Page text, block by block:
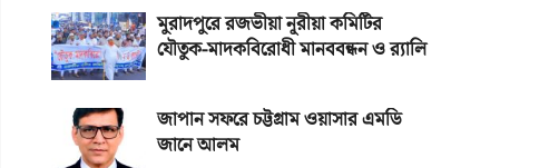
মুরাদপুরে রজভীয়া নূরীয়া কমিটির
যৌতুক-মাদকবিরোধী মানববন্ধন ও র‌্যালি
জাপান সফরে চট্টগ্রাম ওয়াসার এমডি
জানে আলম